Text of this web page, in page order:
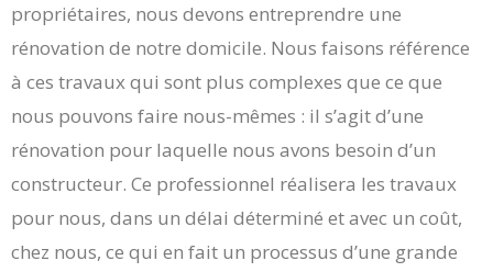
propriétaires, nous devons entreprendre une
rénovation de notre domicile. Nous faisons référence
à ces travaux qui sont plus complexes que ce que
nous pouvons faire nous-mêmes : il s’agit d’une
rénovation pour laquelle nous avons besoin d’un
constructeur. Ce professionnel réalisera les travaux
pour nous, dans un délai déterminé et avec un coût,
chez nous, ce qui en fait un processus d’une grande